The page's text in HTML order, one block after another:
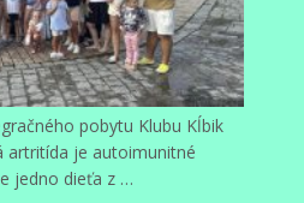
pobytu Klubu Kĺbik
artritída je autoimunitné
jedno dieťa z …